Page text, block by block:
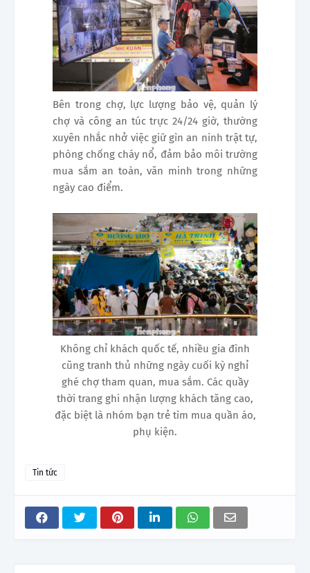
Bên trong chợ, lực lượng bảo vệ, quản lý
chợ và công an túc trực 24/24 giờ, thường
xuyên nhắc nhở việc giữ gìn an ninh trật tự,
phòng chống cháy nổ, đảm bảo môi trường
mua sắm an toàn, văn minh trong những
ngày cao điểm.
Không chỉ khách quốc tế, nhiều gia đình
cũng tranh thủ những ngày cuối kỳ nghỉ
ghé chợ tham quan, mua sắm. Các quầy
thời trang ghi nhận lượng khách tăng cao,
đặc biệt là nhóm bạn trẻ tìm mua quần áo,
phụ kiện.
Tin tức